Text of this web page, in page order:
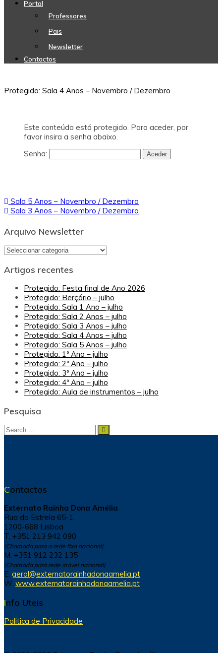
Portal
Professores
Pais
Newsletter
Contactos
Protegido: Sala 4 Anos – Novembro / Dezembro
Este conteúdo está protegido. Para aceder, por
favor insira a senha abaixo.
Senha:
Navegação
de
artigos
Sala 5 Anos – Novembro / Dezembro
Sala 3 Anos – Novembro / Dezembro
Arquivo Newsletter
Arquivo
Artigos recentes
Protegido: Festa final de Ano 2026
Protegido: Berçário – julho
Protegido: Sala 1 Ano – julho
Protegido: Sala 2 Anos – julho
Protegido: Sala 3 Anos – julho
Protegido: Sala 4 Anos – julho
Protegido: Sala 5 Anos – julho
Protegido: 1º Ano – julho
Protegido: 2º Ano – julho
Protegido: 3º Ano – julho
Protegido: 4º Ano – julho
Protegido: Aula de instrumentos – julho
Pesquisa
Search
Search
Contactos
Externato Rainha Dona Amélia
Rua da Estrela 65-1,
1200-668 Lisboa
T. +351 213 942 090
(Chamada para a rede fixa nacional)
M. +351 912 232 135
(Chamada para rede móvel nacional)
E. geral@externatorainhadonaamelia.pt
W. www.externatorainhadonaamelia.pt
Info Uteis
Politica de Privacidade